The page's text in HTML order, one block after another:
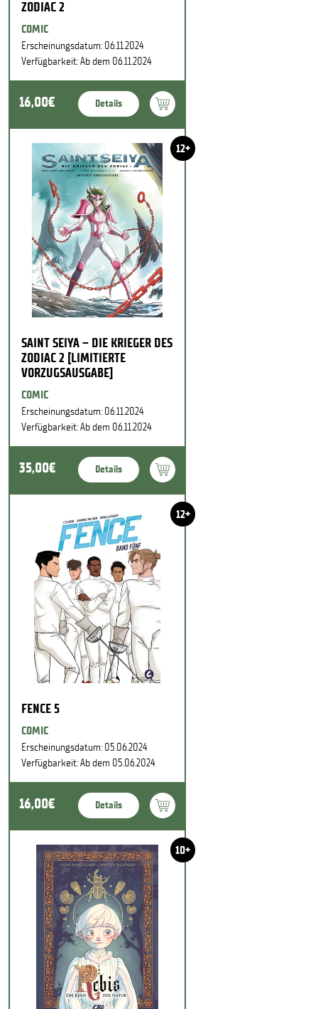
ZODIAC 2
COMIC
Erscheinungsdatum: 06.11.2024
Verfügbarkeit: Ab dem 06.11.2024
16,00€ Details
12+
SAINT SEIYA – DIE KRIEGER DES
ZODIAC 2 [LIMITIERTE
VORZUGSAUSGABE]
COMIC
Erscheinungsdatum: 06.11.2024
Verfügbarkeit: Ab dem 06.11.2024
35,00€ Details
12+
FENCE 5
COMIC
Erscheinungsdatum: 05.06.2024
Verfügbarkeit: Ab dem 05.06.2024
16,00€ Details
10+